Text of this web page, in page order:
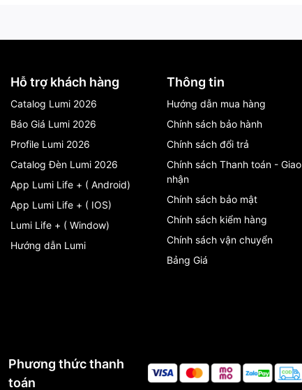
tự động Roger
lại" luôn coi trọng chất lượng thiết bị lên hàng đầu đáp ứng tối
năng lực đội ngũ kỹ thuật và dịch vụ là bí quyết để trở thành
thì vẫn là sự bỡ ngỡ của nhiều chủ nhà.
chưa? Liên hệ ngay với
Hỗ trợ khách hàng
Catalog Lumi 2026
Báo Giá Lumi 2026
Profile Lumi 2026
Catalog Đèn Lumi 2026
App Lumi Life + ( Android)
App Lumi Life + ( IOS)
Lumi Life + ( Window)
Hướng dẫn Lumi
Thông tin
Hướng dẫn mua hàng
Chính sách bảo hành
Chính sách đổi trả
Chính sách Thanh toán - Giao
nhận
Chính sách bảo mật
Chính sách kiểm hàng
Chính sách vận chuyển
Bảng Giá
Phương thức thanh
toán